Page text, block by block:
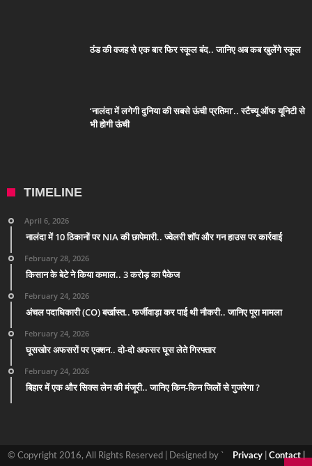
ठंड की वजह से एक बार फिर स्कूल बंद.. जानिए अब कब खुलेंगे स्कूल
‘नालंदा में लगेगी दुनिया की सबसे ऊंची प्रतिमा’.. स्टैच्यू ऑफ यूनिटी से
भी होगी ऊंची
TIMELINE
April 6, 2026
नालंदा में 10 ठिकानों पर NIA की छापेमारी.. ज्वेलरी शॉप और गन हाउस पर कार्रवाई
February 28, 2026
किसान के बेटे ने किया कमाल.. 3 करोड़ का पैकेज
February 24, 2026
अंचल पदाधिकारी (CO) बर्खास्त.. फर्जीवाड़ा कर पाई थी नौकरी.. जानिए पूरा मामला
February 24, 2026
घूसखोर अफसरों पर एक्शन.. दो-दो अफसर घूस लेते गिरफ्तार
February 24, 2026
बिहार में एक और सिक्स लेन की मंजूरी.. जानिए किन-किन जिलों से गुजरेगा ?
© Copyright 2016, All Rights Reserved | Designed by ` Privacy| Contact |